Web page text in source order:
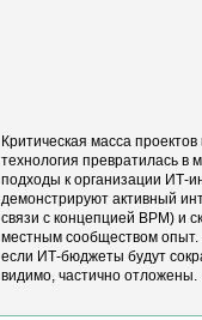
Критическая масса
технология превратилась в
подходы к организации ИТ-
демонстрируют активный
связи с концепцией ВРМ) и
местным сообществом
если ИТ-бюджеты будут
видимо, частично отложены.